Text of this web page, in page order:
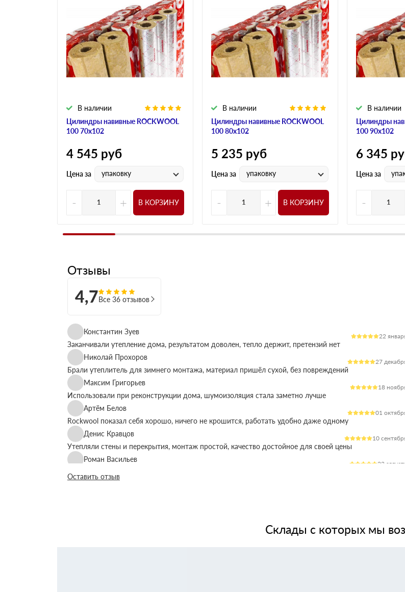
Цилиндры навивные ROCKWOOL
100 70х102
В наличии
4 545 руб
Цена за упаковку
- + В КОРЗИНУ
Цилиндры навивные ROCKWOOL
100 80х102
В наличии
5 235 руб
Цена за упаковку
- + В КОРЗИНУ
Цилиндры
100 90х102
В наличии
6 345
Цена за
-
Отзывы
4,7Все 36 отзывов
Константин Зуев
22
Заканчивали утепление дома, результатом доволен, тепло держит, претензий нет
Николай Прохоров
27
Брали утеплитель для зимнего монтажа, материал пришёл сухой, без повреждений
Максим Григорьев
18
Использовали при реконструкции дома, шумоизоляция стала заметно лучше
Артём Белов
01
Rockwool показал себя хорошо, ничего не крошится, работать удобно даже одному
Денис Кравцов
10
Утепляли стены и перекрытия, монтаж простой, качество достойное для своей цены
Роман Васильев
22
Материал соответствует описанию, после утепления расходы на отопление стали ниже
Оставить отзыв
Склады с которых мы